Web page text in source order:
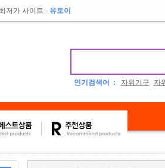
저가 사이트 - 유토이
인기검색어 : 자위기구 자